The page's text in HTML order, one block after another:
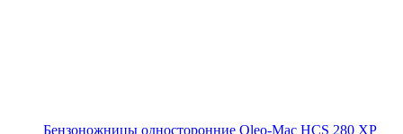
Бензоножницы односторонние Oleo-Mac HCS 280 XP